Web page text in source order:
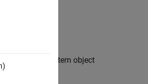
of the System object